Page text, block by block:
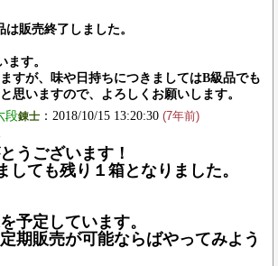
販売終了しました。
ます。
すが、味や日持ちにつきましてはB級品でも
思いますので、よろしくお願いします。
段錬士 ：2018/10/15 13:20:30 (7年前)
うございます！
しても残り１箱となりました。
予定しています。
期販売が可能ならばやってみよう